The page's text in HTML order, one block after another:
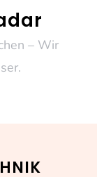
– Wir